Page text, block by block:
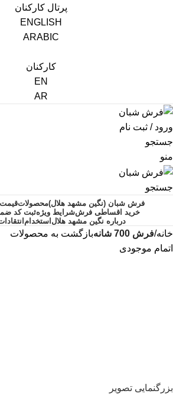
پرتال کارکنان
ENGLISH
ARABIC
کارکنان
EN
AR
ورود / ثبت نام
جستجو
منو
جستجو
فرش شبان (نگین مشهد هلال)محصولات
خرید اقساطی فرششرایط ویژهثبت کد
درباره نگین مشهد هلالاستخدام
خانه فرش 700 شانه
بازگشت به محصولات
اتمام موجودی
بزرگنمایی تصویر